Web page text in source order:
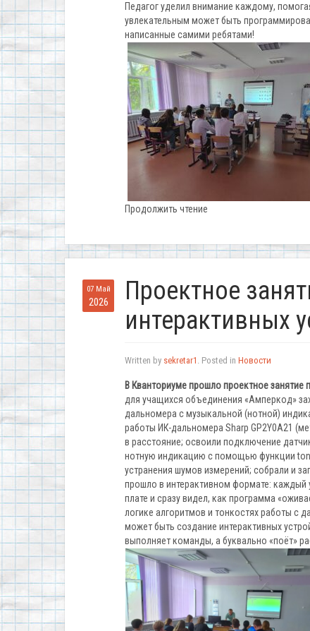
Педагог уделил внимание каждому,
увлекательным может быть
написанные самими ребятами!
Продолжить чтение
07 Май
2026
Проектное
интерактивных
Written by sekretar1 . Posted in Новости
В Кванториуме прошло проектное занятие
для учащихся объединения «Амперкод»
дальномера с музыкальной (нотной)
работы ИК-дальномера Sharp GP2Y0A21
в расстояние; освоили подключение
нотную индикацию с помощью функции
устранения шумов измерений; собрали и
прошло в интерактивном формате: каждый
плате и сразу видел, как программа
логике алгоритмов и тонкостях работы с
может быть создание интерактивных
выполняет команды, а буквально «поёт»